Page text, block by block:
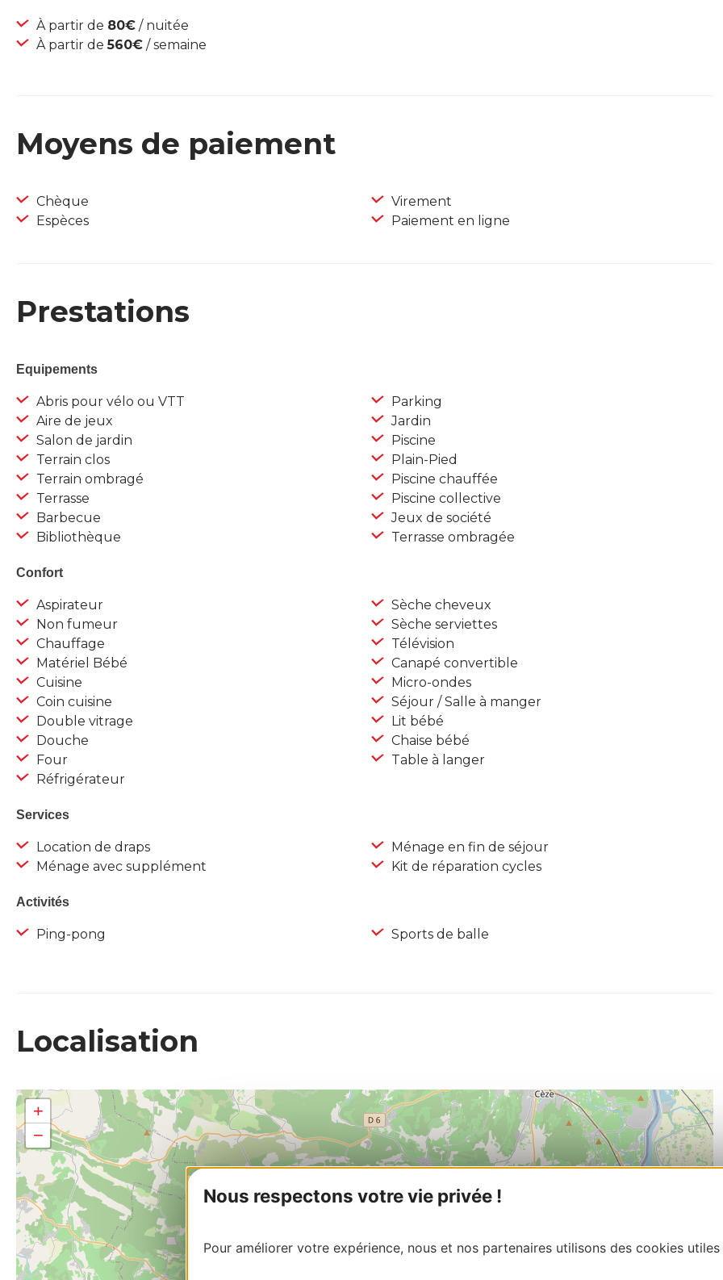
Nous respectons votre vie privée !
Pour améliorer votre expérience, nous et nos partenaires utilisons des cookies utiles
À partir de 80€ / nuitée
À partir de560€ / semaine
Moyens de paiement
Chèque
Espèces
Virement
Paiement en ligne
Prestations
Equipements
Abris pour vélo ou VTT
Aire de jeux
Salon de jardin
Terrain clos
Terrain ombragé
Terrasse
Barbecue
Bibliothèque
Parking
Jardin
Piscine
Plain-Pied
Piscine chauffée
Piscine collective
Jeux de société
Terrasse ombragée
Confort
Aspirateur
Non fumeur
Chauffage
Matériel Bébé
Cuisine
Coin cuisine
Double vitrage
Douche
Four
Réfrigérateur
Sèche cheveux
Sèche serviettes
Télévision
Canapé convertible
Micro-ondes
Séjour / Salle à manger
Lit bébé
Chaise bébé
Table à langer
Services
Location de draps
Ménage avec supplément
Ménage en fin de séjour
Kit de réparation cycles
Activités
Ping-pong Sports de balle
Localisation
+
−